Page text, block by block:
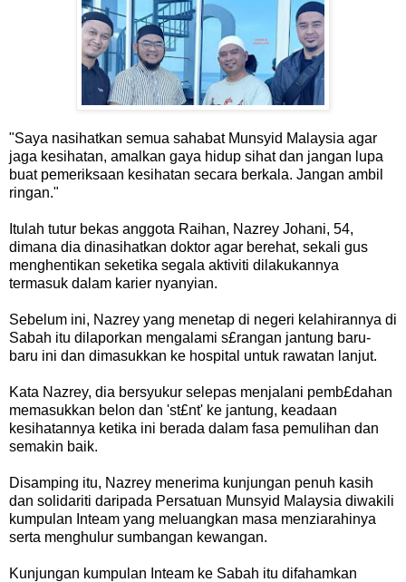
"Saya nasihatkan semua sahabat Munsyid Malaysia agar
jaga kesihatan, amalkan gaya hidup sihat dan jangan lupa
buat pemeriksaan kesihatan secara berkala. Jangan ambil
ringan."
Itulah tutur bekas anggota Raihan, Nazrey Johani, 54,
dimana dia dinasihatkan doktor agar berehat, sekali gus
menghentikan seketika segala aktiviti dilakukannya
termasuk dalam karier nyanyian.
Sebelum ini, Nazrey yang menetap di negeri kelahirannya di
Sabah itu dilaporkan mengalami s£rangan jantung baru-
baru ini dan dimasukkan ke hospital untuk rawatan lanjut.
Kata Nazrey, dia bersyukur selepas menjalani pemb£dahan
memasukkan belon dan 'st£nt' ke jantung, keadaan
kesihatannya ketika ini berada dalam fasa pemulihan dan
semakin baik.
Disamping itu, Nazrey menerima kunjungan penuh kasih
dan solidariti daripada Persatuan Munsyid Malaysia diwakili
kumpulan Inteam yang meluangkan masa menziarahinya
serta menghulur sumbangan kewangan.
Kunjungan kumpulan Inteam ke Sabah itu difahamkan